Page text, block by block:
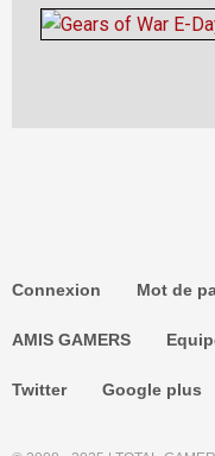
Connexion Mot de
AMIS GAMERS
Twitter Google plus